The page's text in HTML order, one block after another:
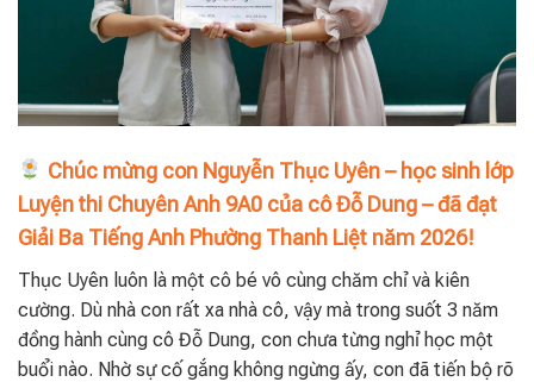
Chúc mừng con Nguyễn Thục Uyên – học sinh lớp
Luyện thi Chuyên Anh 9A0 của cô Đỗ Dung – đã đạt
Giải Ba Tiếng Anh Phường Thanh Liệt năm 2026!
Thục Uyên luôn là một cô bé vô cùng chăm chỉ và kiên
cường. Dù nhà con rất xa nhà cô, vậy mà trong suốt 3 năm
đồng hành cùng cô Đỗ Dung, con chưa từng nghỉ học một
buổi nào. Nhờ sự cố gắng không ngừng ấy, con đã tiến bộ rõ